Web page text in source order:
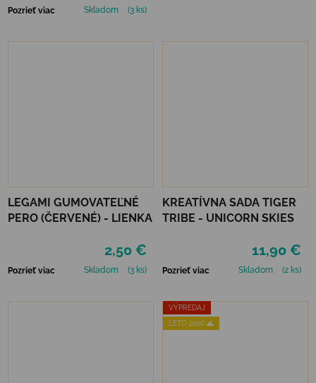
Pozrieť viac Skladom (3 ks)
LEGAMI GUMOVATEĽNÉ
PERO (ČERVENÉ) - LIENKA
2,50 €
Pozrieť viac Skladom (3 ks)
KREATÍVNA SADA TIGER
TRIBE - UNICORN SKIES
11,90 €
Pozrieť viac Skladom (2 ks)
VÝPREDAJ
LETO 2026 🌊